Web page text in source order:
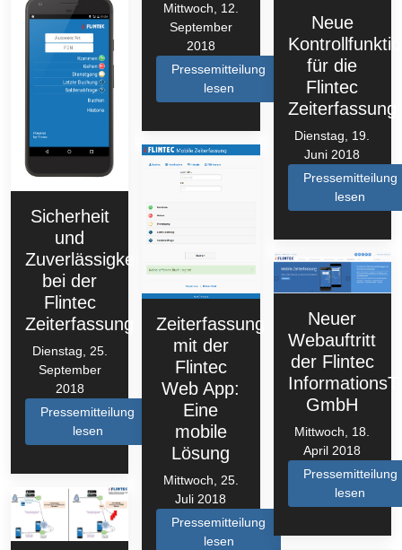
Sicherheit
und
Zuverlässigkeit
bei der
Flintec
Zeiterfassung
Dienstag, 25.
September
2018
Pressemitteilung
lesen
Mittwoch, 12.
September
2018
Pressemitteilung
lesen
Zeiterfassung
mit der
Flintec
Web App:
Eine
mobile
Lösung
Mittwoch, 25.
Juli 2018
Pressemitteilung
lesen
Neue
für die
Flintec
Zeiterfassung
Dienstag, 19.
Juni 2018
Pressemitteilung
lesen
Neuer
Webauftritt
der Flintec
GmbH
Mittwoch, 18.
April 2018
Pressemitteilung
lesen